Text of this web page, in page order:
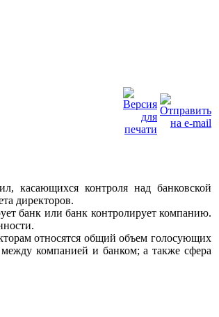
касающихся контроля над банковской
директоров.
банк или банк контролирует компанию.
относятся общий объем голосующих
компанией и банком; а также сфера